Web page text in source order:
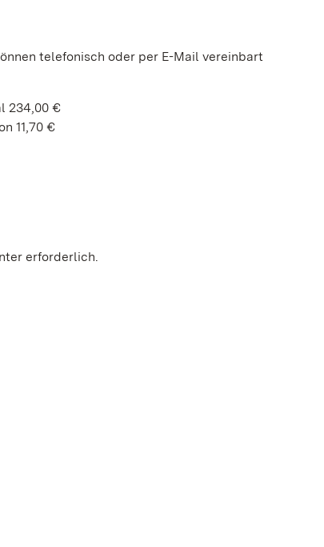
telefonisch oder per E-Mail vereinbart
234,00 €
11,70 €
erforderlich.